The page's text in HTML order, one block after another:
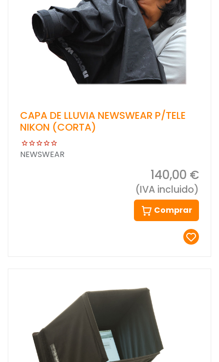
CAPA DE LLUVIA NEWSWEAR P/TELE
NIKON (CORTA)
NEWSWEAR
140,00 €
(IVA incluido)
Comprar